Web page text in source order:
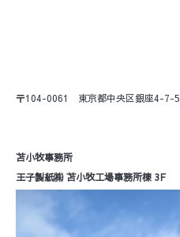
〒104-0061 東京都中央区銀座4-7-5
苫小牧事務所
王子製紙㈱ 苫小牧工場事務所棟 3F